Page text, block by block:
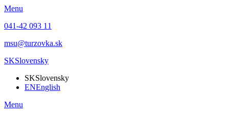
Menu
041-42 093 11
msu@turzovka.sk
SKSlovensky
SKSlovensky
ENEnglish
Menu